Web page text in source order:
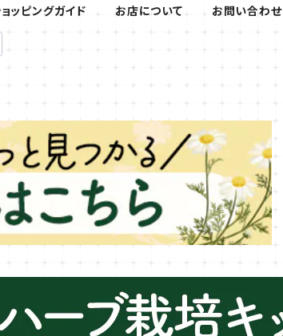
ッピングガイド お店について お問い合わせ